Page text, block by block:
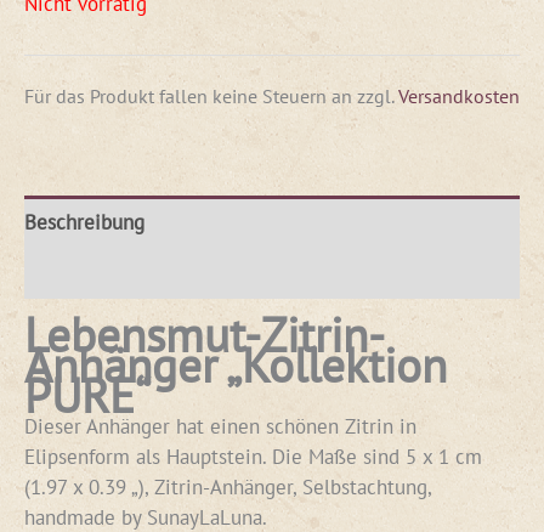
Für das Produkt fallen keine Steuern an zzgl.Versandkosten
Beschreibung
Lebensmut-Zitrin-
Anhänger „Kollektion
PURE“
Dieser Anhänger hat einen schönen Zitrin in
Elipsenform als Hauptstein. Die Maße sind 5 x 1 cm
(1.97 x 0.39 „), Zitrin-Anhänger, Selbstachtung,
handmade by SunayLaLuna.